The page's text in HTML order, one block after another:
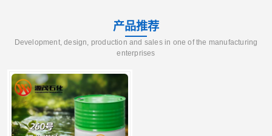
产品推荐
Development, design, production and sales in one of the manufacturing
enterprises